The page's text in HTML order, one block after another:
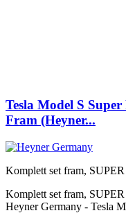
Tesla Model S
Fram (Heyner...
Komplett set fram,
Komplett set fram,
Heyner Germany - Tesla